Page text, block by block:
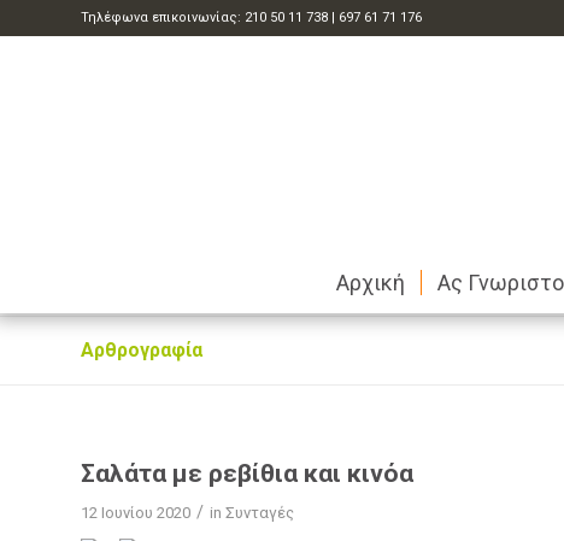
Τηλέφωνα επικοινωνίας: 210 50 11 738 | 697 61 71 176
Αρχική Ας
Αρθρογραφία
Σαλάτα με ρεβίθια και κινόα
12 Ιουνίου 2020 / in Συνταγές